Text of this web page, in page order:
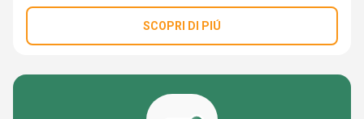
SCOPRI DI PIÚ